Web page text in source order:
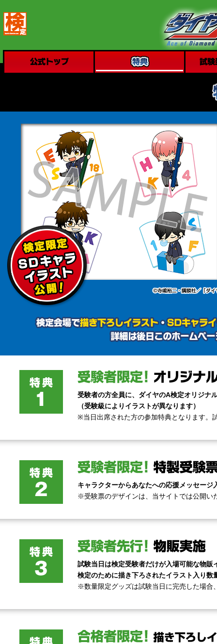
公式トップ 特典
受験者の方全員に、ダイヤのA検定オリジナ
（受験級によりイラストが異なります）
※当日出席された方の参加特典となります。
キャラクターからあなたへの応援メッセー
※受験票のデザインは、当サイトでは公開い
試験当日は検定受験者だけが入場可能な物販
検定のために描き下ろされたイラスト入り数
※数量限定グッズは試験当日に完売した場合